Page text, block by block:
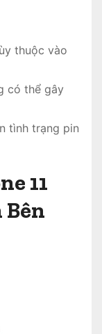
thuộc vào
có thể gây
tình trạng pin
11